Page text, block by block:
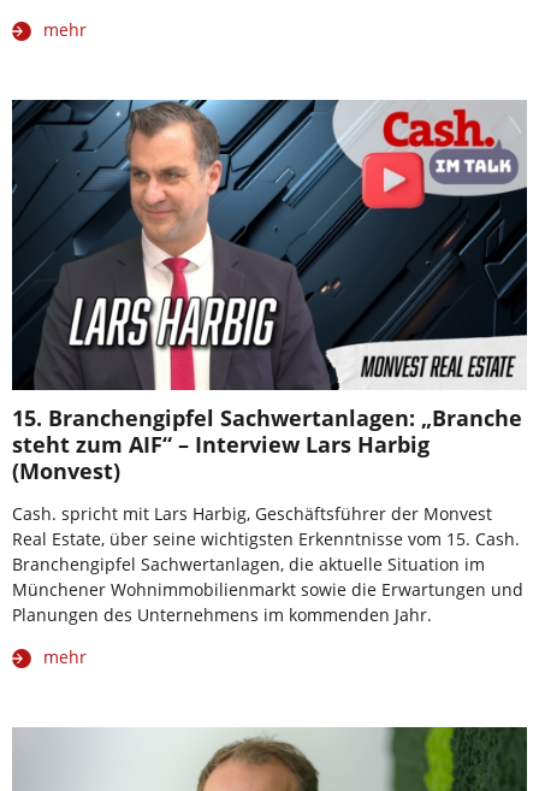
mehr
15. Branchengipfel Sachwertanlagen: „Branche
steht zum AIF“ – Interview Lars Harbig
(Monvest)
Cash. spricht mit Lars Harbig, Geschäftsführer der Monvest
Real Estate, über seine wichtigsten Erkenntnisse vom 15. Cash.
Branchengipfel Sachwertanlagen, die aktuelle Situation im
Münchener Wohnimmobilienmarkt sowie die Erwartungen und
Planungen des Unternehmens im kommenden Jahr.
mehr